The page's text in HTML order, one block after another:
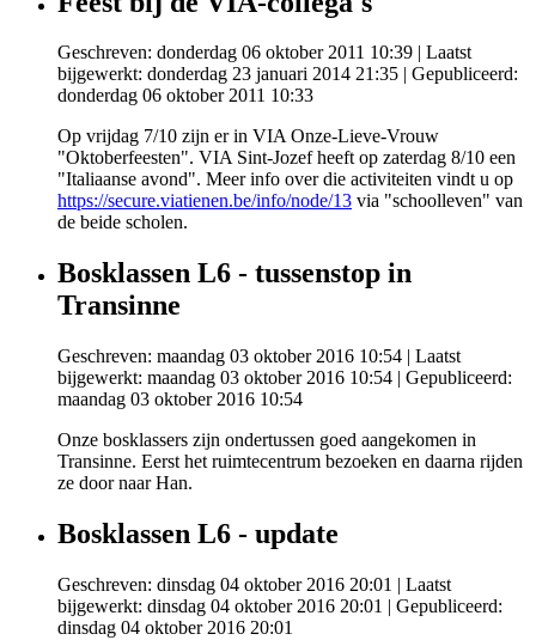
Geschreven: donderdag 06 oktober 2011 10:39
Laatst
bijgewerkt: donderdag 23 januari 2014 21:35
Gepubliceerd:
donderdag 06 oktober 2011 10:33
Op vrijdag 7/10 zijn er in VIA Onze-Lieve-Vrouw
"Oktoberfeesten". VIA Sint-Jozef heeft op zaterdag 8/10 een
"Italiaanse avond". Meer info over die activiteiten vindt u op
https://secure.viatienen.be/info/node/13 via "schoolleven" van
de beide scholen.
Bosklassen L6 - tussenstop in
Transinne
Geschreven: maandag 03 oktober 2016 10:54 | Laatst
bijgewerkt: maandag 03 oktober 2016 10:54 | Gepubliceerd:
maandag 03 oktober 2016 10:54
Onze bosklassers zijn ondertussen goed aangekomen in
Transinne. Eerst het ruimtecentrum bezoeken en daarna rijden
ze door naar Han.
Bosklassen L6 - update
Geschreven: dinsdag 04 oktober 2016 20:01 | Laatst
bijgewerkt: dinsdag 04 oktober 2016 20:01 | Gepubliceerd:
dinsdag 04 oktober 2016 20:01